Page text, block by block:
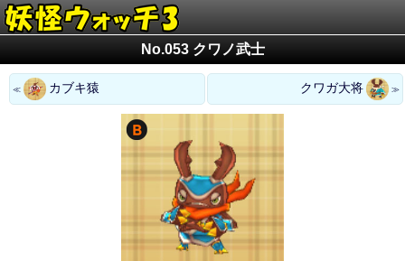
No.053 クワノ武士
カブキ猿 クワガ大将